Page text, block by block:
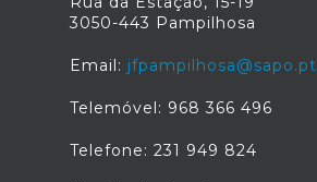
3050-443 Pampilhosa
Email: jfpampilhosa@sapo.pt
Telemóvel: 968 366 496
Telefone: 231 949 824